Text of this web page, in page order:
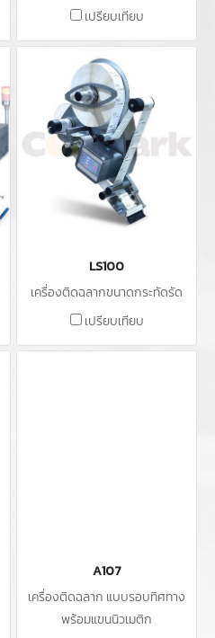
สายการผลิตความเร็วสูงและ
เปรียบเทียบ
LS100
เครื่องติดฉลากขนาดกระทัดรัด
เปรียบเทียบ
A107
เครื่องติดฉลาก แบบรอบทิศทาง
พร้อมแขนนิวเมติก